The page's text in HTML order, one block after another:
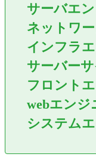
サーバエ
ネットワ
インフラ
サーバー
フロント
webエンジ
システム